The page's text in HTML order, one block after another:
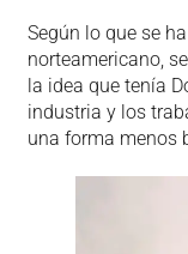
Según lo que se
norteamericano,
la idea que tenía
industria y los
una forma menos